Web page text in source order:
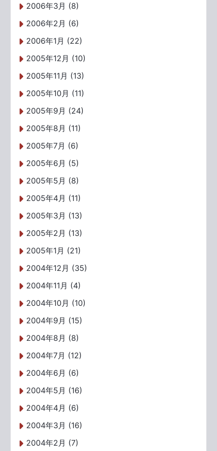
2006年3月 (8)
2006年2月 (6)
2006年1月 (22)
2005年12月 (10)
2005年11月 (13)
2005年10月 (11)
2005年9月 (24)
2005年8月 (11)
2005年7月 (6)
2005年6月 (5)
2005年5月 (8)
2005年4月 (11)
2005年3月 (13)
2005年2月 (13)
2005年1月 (21)
2004年12月 (35)
2004年11月 (4)
2004年10月 (10)
2004年9月 (15)
2004年8月 (8)
2004年7月 (12)
2004年6月 (6)
2004年5月 (16)
2004年4月 (6)
2004年3月 (16)
2004年2月 (7)